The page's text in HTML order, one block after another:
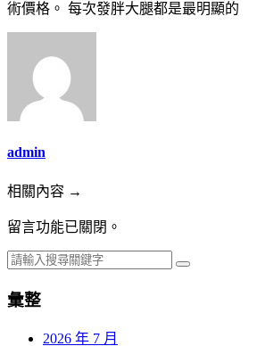
術價格。 每次發胖大腿都是最明顯的
admin
相關內容 →
留言功能已關閉。
彙整
2026 年 7 月